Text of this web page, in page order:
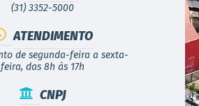
(31) 3352-5000
ATENDIMENTO
de segunda-feira a sexta-
feira, das 8h às 17h
CNPJ